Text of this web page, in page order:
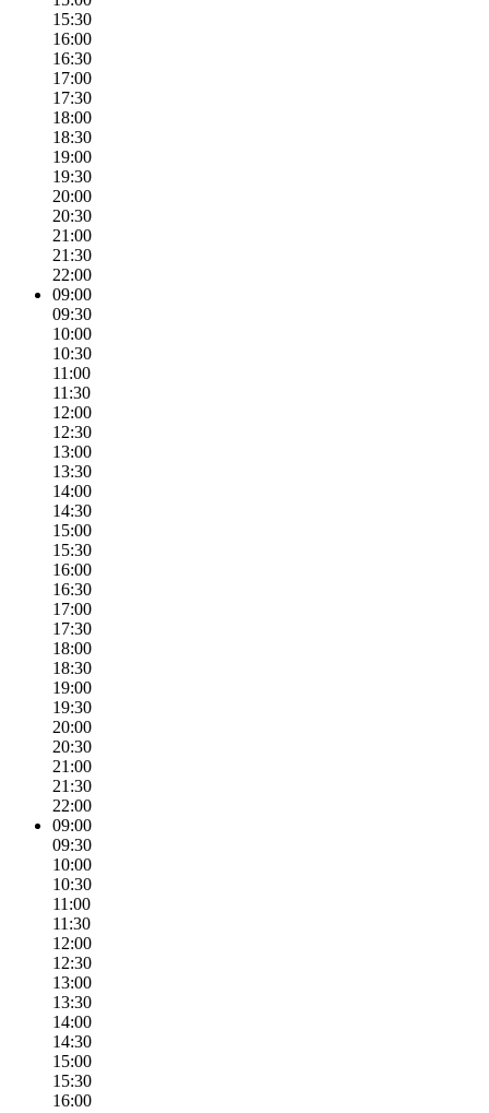
15:30
16:00
16:30
17:00
17:30
18:00
18:30
19:00
19:30
20:00
20:30
21:00
21:30
22:00
09:00
09:30
10:00
10:30
11:00
11:30
12:00
12:30
13:00
13:30
14:00
14:30
15:00
15:30
16:00
16:30
17:00
17:30
18:00
18:30
19:00
19:30
20:00
20:30
21:00
21:30
22:00
09:00
09:30
10:00
10:30
11:00
11:30
12:00
12:30
13:00
13:30
14:00
14:30
15:00
15:30
16:00